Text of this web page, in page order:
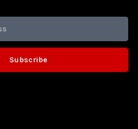
Subscribe